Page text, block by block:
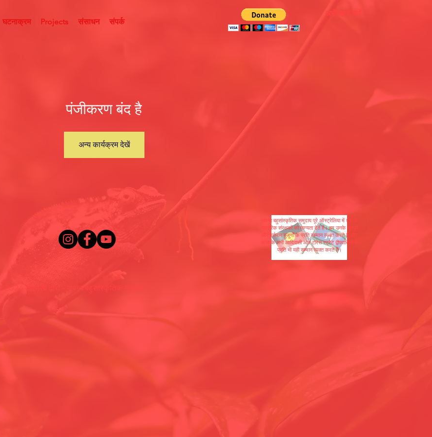
घटनाक्रम Projects संसाधन संपर्क
अभी दान करें
पंजीकरण बंद है
अन्य कार्यक्रम देखें
संपन्न बहुसांस्कृतिक समुदाय पूरे ऑस्ट्रेलिया में देश के
पारंपरिक संरक्षकों को मान्यता देते हैं। हम उनके भूतपूर्व
और वर्तमान बुजुर्गों के प्रति सम्मान व्यक्त करते हैं और
आज के सभी आदिवासी और टोरेस स्ट्रेट द्वीपवासियों के
प्रति भी यही सम्मान व्यक्त करते हैं।
© 2024 टीएमसी द्वारा - संपन्न बहुसांस्कृतिक समुदाय।